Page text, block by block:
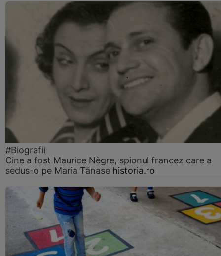
#Biografii
Cine a fost Maurice Nègre, spionul francez care a
sedus-o pe Maria Tănase historia.ro